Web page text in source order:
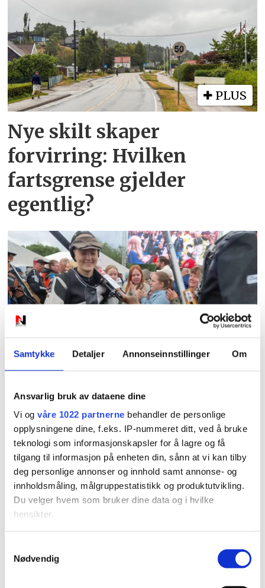
Samtykke Detaljer Annonseinnstillinger Om
Ansvarlig bruk av dataene dine
Vi og våre 1022 partnerne behandler de personlige
opplysningene dine, f.eks. IP-nummeret ditt, ved å bruke
teknologi som informasjonskapsler for å lagre og få
tilgang til informasjon på enheten din, sånn at vi kan tilby
deg personlige annonser og innhold samt annonse- og
innholdsmåling, målgruppestatistikk og produktutvikling.
Du velger hvem som bruker dine data og i hvilke
hensikter.
Innhente informasjon om den geografiske
Nødvendig
PLUS
Nye skilt skaper
forvirring: Hvilken
fartsgrense gjelder
egentlig?
PLUS
Vant ungdomslaget på LS
- små marginer da
Kongelaget var i aksjon
PLUS
Malene bytter ut Tangvall